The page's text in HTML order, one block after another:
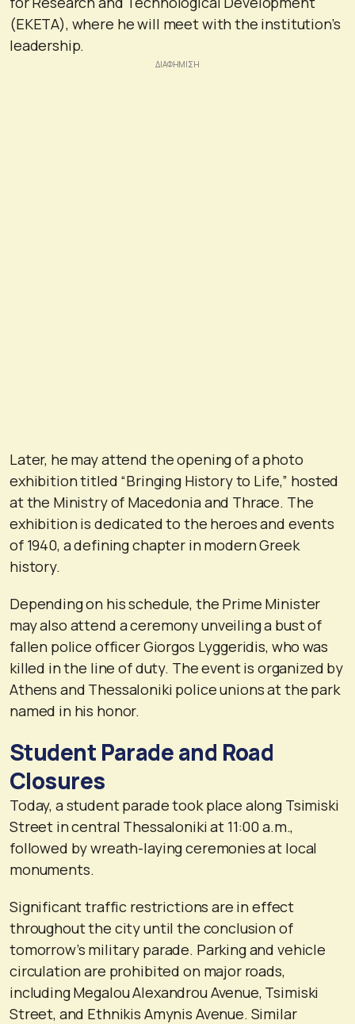
(EKETA), where he will meet with the institution’s
leadership.
Later, he may attend the opening of a photo
exhibition titled “Bringing History to Life,” hosted
at the Ministry of Macedonia and Thrace. The
exhibition is dedicated to the heroes and events
of 1940, a defining chapter in modern Greek
history.
Depending on his schedule, the Prime Minister
may also attend a ceremony unveiling a bust of
fallen police officer Giorgos Lyggeridis, who was
killed in the line of duty. The event is organized by
Athens and Thessaloniki police unions at the park
named in his honor.
Student Parade and Road
Closures
Today, a student parade took place along Tsimiski
Street in central Thessaloniki at 11:00 a.m.,
followed by wreath-laying ceremonies at local
monuments.
Significant traffic restrictions are in effect
throughout the city until the conclusion of
tomorrow’s military parade. Parking and vehicle
circulation are prohibited on major roads,
including Megalou Alexandrou Avenue, Tsimiski
Street, and Ethnikis Amynis Avenue. Similar